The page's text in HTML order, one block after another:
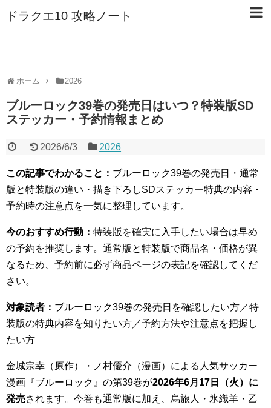
ドラクエ10 攻略ノート
ホーム 2026
ブルーロック39巻の発売日はいつ？特装版SD
ステッカー・予約情報まとめ
2026/6/3 2026
この記事でわかること： ブルーロック39巻の発売日・通常
版と特装版の違い・描き下ろしSDステッカー特典の内容・
予約時の注意点を一気に整理しています。
今のおすすめ行動： 特装版を確実に入手したい場合は早め
の予約を推奨します。通常版と特装版で商品名・価格が異
なるため、予約前に必ず商品ページの表記を確認してくだ
さい。
対象読者： ブルーロック39巻の発売日を確認したい方／特
装版の特典内容を知りたい方／予約方法や注意点を把握し
たい方
金城宗幸（原作）・ノ村優介（漫画）による人気サッカー
漫画『ブルーロック』の第39巻が2026年6月17日（火）に
発売されます。今巻も通常版に加え、烏旅人・氷織羊・乙